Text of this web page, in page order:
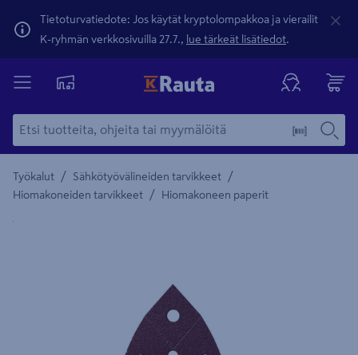
Tietoturvatiedote: Jos käytät kryptolompakkoa ja vierailit
K-ryhmän verkkosivuilla 27.7., lue tärkeät lisätiedot.
Työkalut / Sähkötyövälineiden tarvikkeet /
Hiomakoneiden tarvikkeet / Hiomakoneen paperit
Yksityiskohtainen kuvaus löytyy Tuotteen kuvaus -